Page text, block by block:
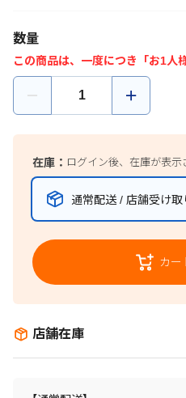
数量
この商品は、一度につき「お1人
在庫： ログイン後、在庫が表示
通常配送 / 店舗受け取
カー
店舗在庫